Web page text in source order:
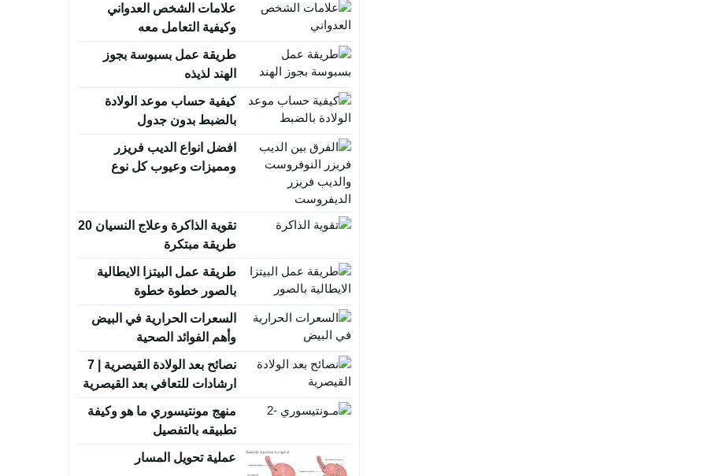
علامات الشخص العدواني
وكيفية التعامل معه
طريقة عمل بسبوسة بجوز
الهند لذيذه
كيفية حساب موعد الولادة
بالضبط بدون جدول
افضل انواع الديب فريزر
ومميزات وعيوب كل نوع
تقوية الذاكرة وعلاج النسيان 20
طريقة مبتكرة
طريقة عمل البيتزا الايطالية
بالصور خطوة خطوة
السعرات الحرارية في البيض
وأهم الفوائد الصحية
نصائح بعد الولادة القيصرية | 7
ارشادات للتعافي بعد القيصرية
منهج مونتيسوري ما هو وكيفة
تطبيقه بالتفصيل
عملية تحويل المسار